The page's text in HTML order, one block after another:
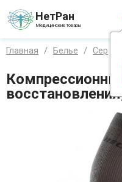
НетРан
Медицинские товары
Главная Белье Сер